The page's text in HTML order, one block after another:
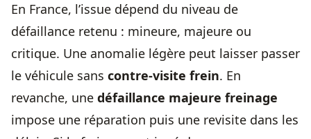
En France, l’issue dépend du niveau de
défaillance retenu : mineure, majeure ou
critique. Une anomalie légère peut laisser passer
le véhicule sans contre-visite frein. En
revanche, une défaillance majeure freinage
impose une réparation puis une revisite dans les